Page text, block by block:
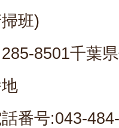
班)
8501千葉
番号:043-